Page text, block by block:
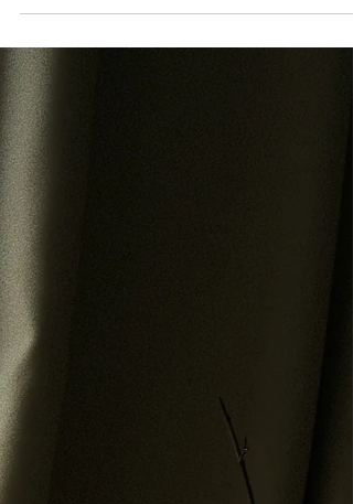
por Afinidade
Texto por: Felipe Garrote Fotografia: Hannah Busing
disciplina da comunhão é um ambiente onde a fome
Deus é cultivada e...